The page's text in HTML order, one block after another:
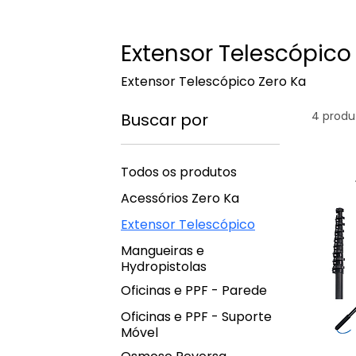
Extensor Telescópico
Extensor Telescópico Zero Ka
Buscar por
Todos os produtos
Acessórios Zero Ka
Extensor Telescópico
Mangueiras e
Hydropistolas
Oficinas e PPF - Parede
Oficinas e PPF - Suporte
Móvel
4